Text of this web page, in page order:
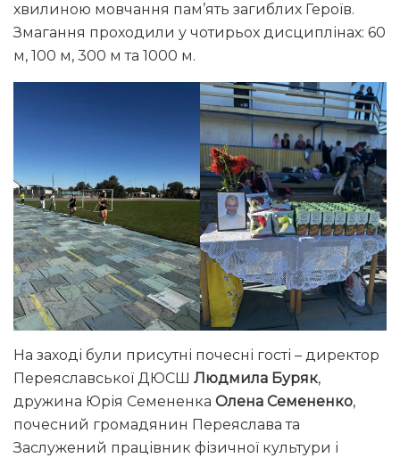
хвилиною мовчання пам’ять загиблих Героїв.
Змагання проходили у чотирьох дисциплінах: 60
м, 100 м, 300 м та 1000 м.
На заході були присутні почесні гості – директор
Переяславської ДЮСШ Людмила Буряк,
дружина Юрія Семененка Олена Семененко,
почесний громадянин Переяслава та
Заслужений працівник фізичної культури і